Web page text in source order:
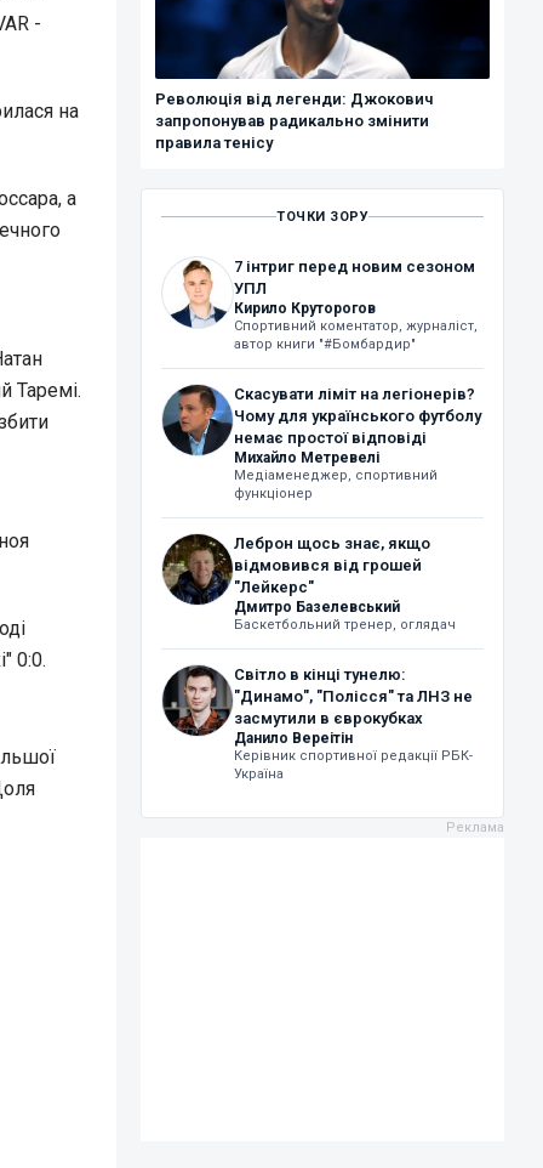
-
на
а
Таремі.
0:0.
Революція від легенди: Джокович
запропонував радикально змінити
правила тенісу
ТОЧКИ ЗОРУ
7 інтриг перед новим сезоном
УПЛ
Кирило Круторогов
Спортивний коментатор, журналіст,
автор книги "#Бомбардир"
Скасувати ліміт на легіонерів?
Чому для українського футболу
немає простої відповіді
Михайло Метревелі
Медіаменеджер, спортивний
функціонер
Леброн щось знає, якщо
відмовився від грошей
"Лейкерс"
Дмитро Базелевський
Баскетбольний тренер, оглядач
Світло в кінці тунелю:
"Динамо", "Полісся" та ЛНЗ не
засмутили в єврокубках
Данило Вереітін
Керівник спортивної редакції РБК-
Україна